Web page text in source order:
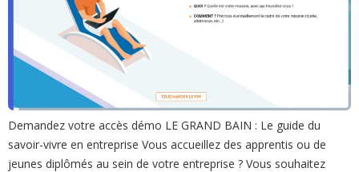
Demandez votre accès démo LE GRAND BAIN : Le guide du
savoir-vivre en entreprise Vous accueillez des apprentis ou de
jeunes diplômés au sein de votre entreprise ? Vous souhaitez